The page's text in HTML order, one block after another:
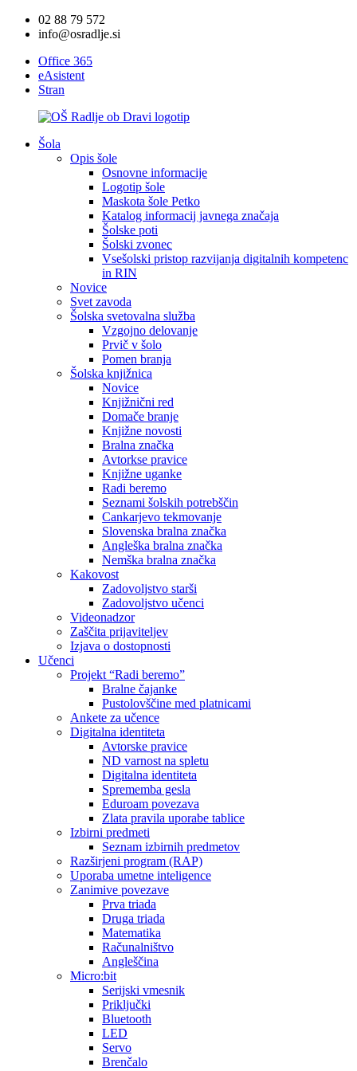
02 88 79 572
info@osradlje.si
Office 365
eAsistent
Stran
Šola
Opis šole
Osnovne informacije
Logotip šole
Maskota šole Petko
Katalog informacij javnega značaja
Šolske poti
Šolski zvonec
Vsešolski pristop razvijanja digitalnih kompetenc
in RIN
Novice
Svet zavoda
Šolska svetovalna služba
Vzgojno delovanje
Prvič v šolo
Pomen branja
Šolska knjižnica
Novice
Knjižnični red
Domače branje
Knjižne novosti
Bralna značka
Avtorkse pravice
Knjižne uganke
Radi beremo
Seznami šolskih potrebščin
Cankarjevo tekmovanje
Slovenska bralna značka
Angleška bralna značka
Nemška bralna značka
Kakovost
Zadovoljstvo starši
Zadovoljstvo učenci
Videonadzor
Zaščita prijaviteljev
Izjava o dostopnosti
Učenci
Projekt “Radi beremo”
Bralne čajanke
Pustolovščine med platnicami
Ankete za učence
Digitalna identiteta
Avtorske pravice
ND varnost na spletu
Digitalna identiteta
Sprememba gesla
Eduroam povezava
Zlata pravila uporabe tablice
Izbirni predmeti
Seznam izbirnih predmetov
Razširjeni program (RAP)
Uporaba umetne inteligence
Zanimive povezave
Prva triada
Druga triada
Matematika
Računalništvo
Angleščina
Micro:bit
Serijski vmesnik
Priključki
Bluetooth
LED
Servo
Brenčalo